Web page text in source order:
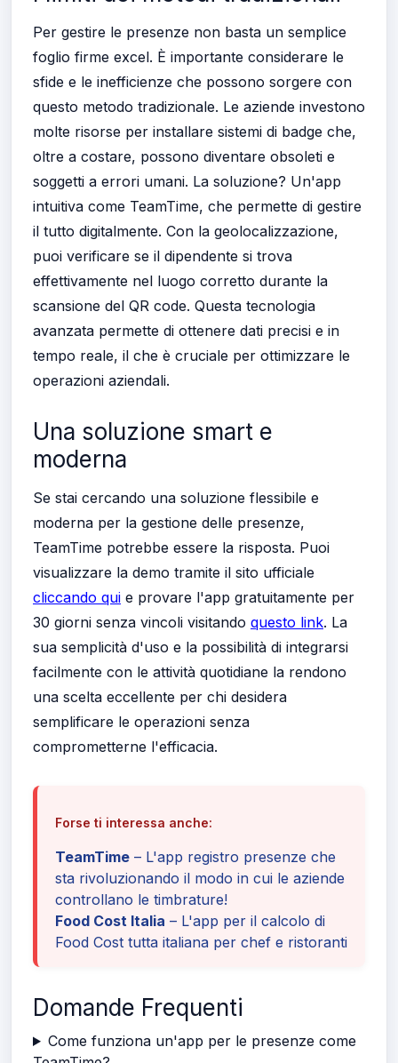
Per gestire le presenze non basta un semplice
foglio firme excel. È importante considerare le
sfide e le inefficienze che possono sorgere con
questo metodo tradizionale. Le aziende investono
molte risorse per installare sistemi di badge che,
oltre a costare, possono diventare obsoleti e
soggetti a errori umani. La soluzione? Un'app
intuitiva come TeamTime, che permette di gestire
il tutto digitalmente. Con la geolocalizzazione,
puoi verificare se il dipendente si trova
effettivamente nel luogo corretto durante la
scansione del QR code. Questa tecnologia
avanzata permette di ottenere dati precisi e in
tempo reale, il che è cruciale per ottimizzare le
operazioni aziendali.
Una soluzione smart e
moderna
Se stai cercando una soluzione flessibile e
moderna per la gestione delle presenze,
TeamTime potrebbe essere la risposta. Puoi
visualizzare la demo tramite il sito ufficiale
cliccando qui e provare l'app gratuitamente per
30 giorni senza vincoli visitando questo link. La
sua semplicità d'uso e la possibilità di integrarsi
facilmente con le attività quotidiane la rendono
una scelta eccellente per chi desidera
semplificare le operazioni senza
comprometterne l'efficacia.
Forse ti interessa anche:
TeamTime – L'app registro presenze che
sta rivoluzionando il modo in cui le aziende
controllano le timbrature!
Food Cost Italia – L'app per il calcolo di
Food Cost tutta italiana per chef e ristoranti
Domande Frequenti
Come funziona un'app per le presenze come